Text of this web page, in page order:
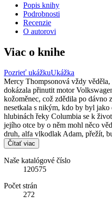
Popis knihy
Podrobnosti
Recenzie
O autorovi
Viac o knihe
Pozrieť ukážkuUkážka
Mercy Thompsonová vždy věděla,
dokázala přinutit motor
kožoměnec, což zdědila po dávno
nesetkala s nikým, kdo by byl
hlubinách řeky Columbia se k
jejího otce by o něm mohl něco
druh, alfa vlkodlak Adam, přežít,
Čítať viac
Naše katalógové číslo
120575
Počet strán
272